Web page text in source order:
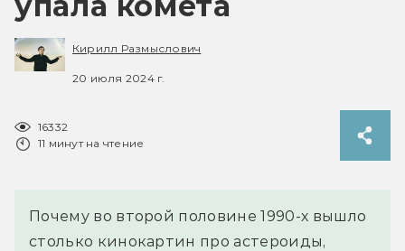
Кирилл Размыслович
20 июля 2024 г.
16332
11 минут на чтение
Почему во второй половине 1990-х вышло
столько кинокартин про астероиды,